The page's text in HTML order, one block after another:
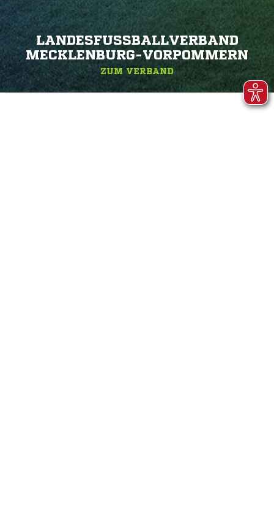
LANDESFUSSBALLVERBAND M
ECKLENBURG-VORPOMMERN
ZUM VERBAND